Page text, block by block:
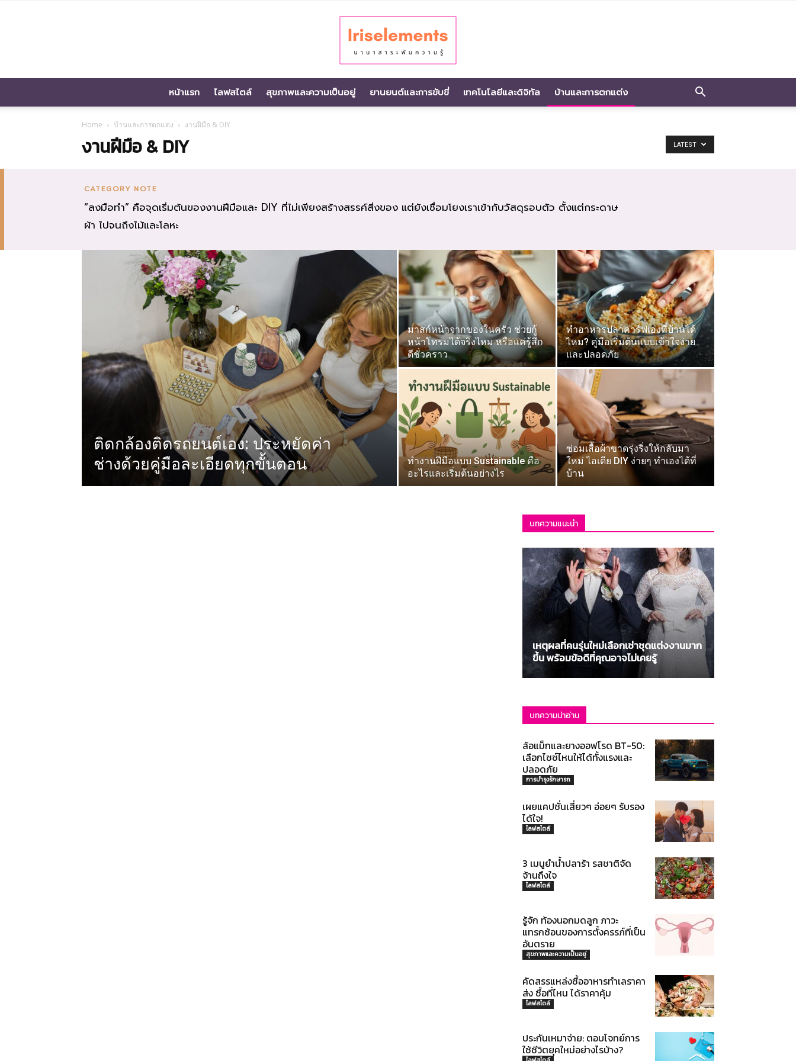
นานา
พัน
ความ
รู้
แหล่ง
หน้าแรก ไลฟสไตล์ สุขภาพและความเป็นอยู่ ยานยนต์และการขับขี่ เทคโนโลยีและดิจิทัล บ้านและการตกแต่ง
Home บ้านและการตกแต่ง งานฝีมือ & DIY
งานฝีมือ & DIY LATEST
CATEGORY NOTE
“ลงมือทำ” คือจุดเริ่มต้นของงานฝีมือและ DIY ที่ไม่เพียงสร้างสรรค์สิ่งของ แต่ยังเชื่อมโยงเราเข้ากับวัสดุรอบตัว ตั้งแต่กระดาษ
ผ้า ไปจนถึงไม้และโลหะ
ติดกล้องติดรถยนต์เอง: ประหยัดค่า
ช่างด้วยคู่มือละเอียดทุกขั้นตอน
มาสก์หน้าจากของในครัว ช่วยกู้
หน้าโทรมได้จริงไหม หรือแค่รู้สึก
ดีชั่วคราว
ทำอาหารปลาคาร์ฟเองที่บ้านได้
ไหม? คู่มือเริ่มต้นแบบเข้าใจง่าย
และปลอดภัย
ทำงานฝีมือแบบ Sustainable คือ
อะไรและเริ่มต้นอย่างไร
ซ่อมเสื้อผ้าขาดรุ่งริ่งให้กลับมา
ใหม่ ไอเดีย DIY ง่ายๆ ทำเองได้ที่
บ้าน
บทความแนะนำ
เหตุผลที่คนรุ่นใหม่เลือกเช่าชุดแต่งงานมาก
ขึ้น พร้อมข้อดีที่คุณอาจไม่เคยรู้
บทความน่าอ่าน
ล้อแม็กและยางออฟโรด BT-50:
เลือกไซซ์ไหนให้ได้ทั้งแรงและ
ปลอดภัย
การบำรุงรักษารถ
เผยแคปชั่นเสี่ยวๆ อ่อยๆ รับรอง
ได้ใจ!
ไลฟสไตล์
3 เมนูยำน้ำปลาร้า รสชาติจัด
จ้านถึงใจ
ไลฟสไตล์
รู้จัก ท้องนอกมดลูก ภาวะ
แทรกซ้อนของการตั้งครรภ์ที่เป็น
อันตราย
สุขภาพและความเป็นอยู่
คัดสรรแหล่งซื้ออาหารทำเลราคา
ส่ง ซื้อที่ไหน ได้ราคาคุ้ม
ไลฟสไตล์
ประกันเหมาจ่าย: ตอบโจทย์การ
ใช้ชีวิตยุคใหม่อย่างไรบ้าง?